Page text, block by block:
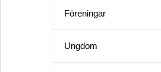
Föreningar
Ungdom